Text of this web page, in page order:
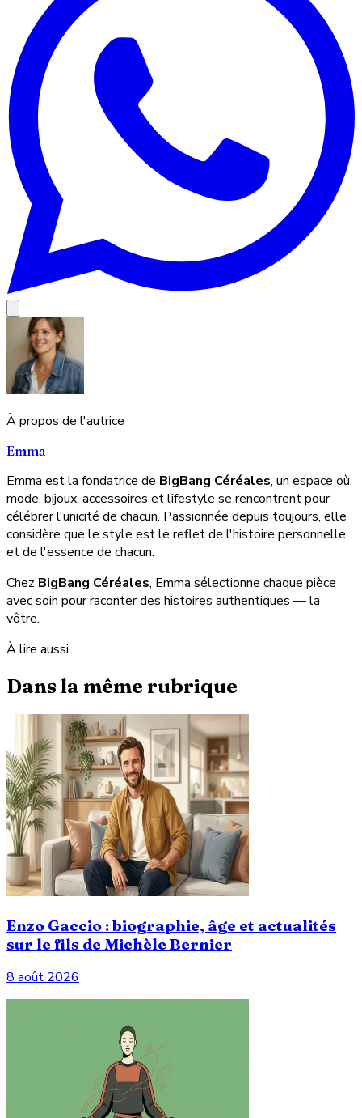
À propos de l'autrice
Emma
Emma est la fondatrice de BigBang Céréales, un espace où
mode, bijoux, accessoires et lifestyle se rencontrent pour
célébrer l'unicité de chacun. Passionnée depuis toujours, elle
considère que le style est le reflet de l'histoire personnelle
et de l'essence de chacun.
Chez BigBang Céréales, Emma sélectionne chaque pièce
avec soin pour raconter des histoires authentiques — la
vôtre.
À lire aussi
Dans la même rubrique
Enzo Gaccio : biographie, âge et actualités
sur le fils de Michèle Bernier
8 août 2026